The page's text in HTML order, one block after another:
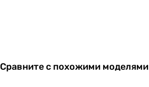
Сравните с похожими моделями